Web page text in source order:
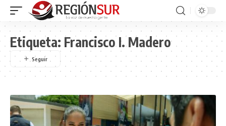
Etiqueta: Francisco I. Madero